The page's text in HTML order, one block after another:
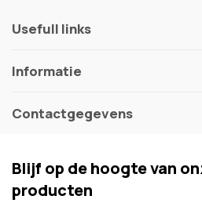
Usefull links
Informatie
Contactgegevens
Blijf op de hoogte van
producten